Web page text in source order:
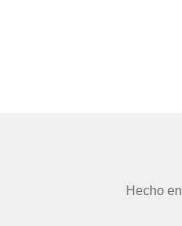
Hecho en